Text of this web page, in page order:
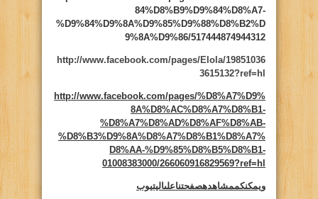
84%D8%B9%D9%84%D8%A7-
%D9%84%D9%8A%D9%85%D9%88%D8%B2%D
9%8A%D9%86/517444874944312
http://www.facebook.com/pages/Elola/19851036
3615132?ref=hl
http://www.facebook.com/pages/%D8%A7%D9%
8A%D8%AC%D8%A7%D8%B1-
%D8%A7%D8%AD%D8%AF%D8%AB-
%D8%B3%D9%8A%D8%A7%D8%B1%D8%A7%
D8%AA-%D9%85%D8%B5%D8%B1-
01008383000/266060916829569?ref=hl
ويمكنكممشاهدهصفحتناعلىاليتيوب